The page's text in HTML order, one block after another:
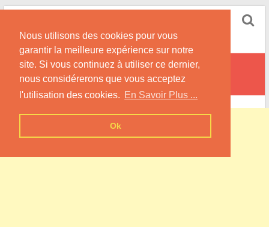
Nous utilisons des cookies pour vous
garantir la meilleure expérience sur notre
site. Si vous continuez à utiliser ce dernier,
nous considérerons que vous acceptez
l'utilisation des cookies. En Savoir Plus ...
Ok
Skip
content
Informations sur les Pompes à Chaleur
Villiers-en-Bière